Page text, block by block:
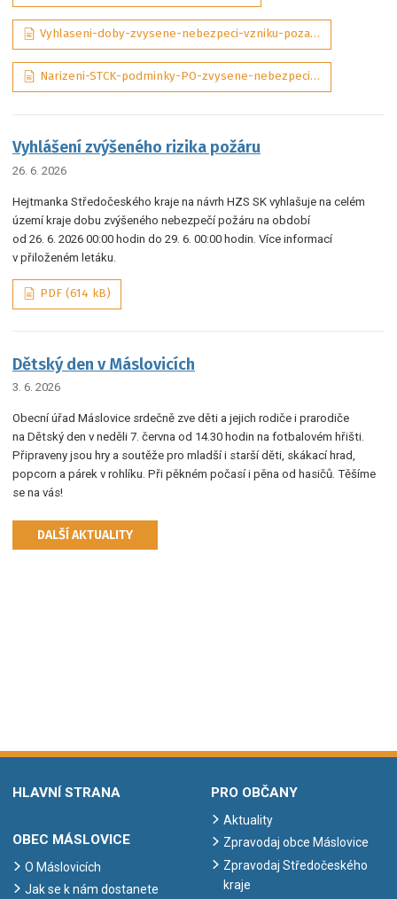
Vyhlaseni-doby-zvysene-nebezpeci-vzniku-pozaru-07-2026-sig_aDQP3Wd, PDF (292 kB)
Narizeni-STCK-podminky-PO-zvysene-nebezpeci-pozaru-01-2025-ASPI_tObrJIM, PDF (131 kB)
Vyhlášení zvýšeného rizika požáru
26. 6. 2026
Hejtmanka Středočeského kraje na návrh HZS SK vyhlašuje na celém
území kraje dobu zvýšeného nebezpečí požáru na období
od 26. 6. 2026 00:00 hodin do 29. 6. 00:00 hodin. Více informací
v přiloženém letáku.
PDF (614 kB)
Dětský den v Máslovicích
3. 6. 2026
Obecní úřad Máslovice srdečně zve děti a jejich rodiče i prarodiče
na Dětský den v neděli 7. června od 14.30 hodin na fotbalovém hřišti.
Připraveny jsou hry a soutěže pro mladší i starší děti, skákací hrad,
popcorn a párek v rohlíku. Při pěkném počasí i pěna od hasičů. Těšíme
se na vás!
DALŠÍ AKTUALITY
HLAVNÍ STRANA
OBEC MÁSLOVICE
O Máslovicích
Jak se k nám dostanete
PRO OBČANY
Aktuality
Zpravodaj obce Máslovice
Zpravodaj Středočeského
kraje